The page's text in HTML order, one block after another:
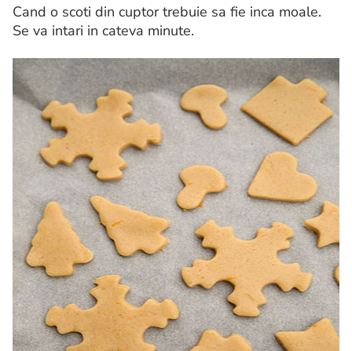
Cand o scoti din cuptor trebuie sa fie inca moale.
Se va intari in cateva minute.